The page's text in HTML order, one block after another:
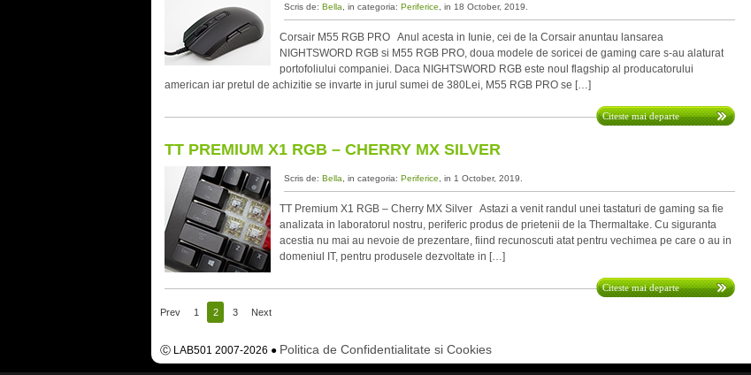
Scris de: Bella , in categoria: Periferice , in 18 October, 2019.
Corsair M55 RGB PRO Anul acesta in Iunie, cei de la Corsair anuntau lansarea
NIGHTSWORD RGB si M55 RGB PRO, doua modele de soricei de gaming care s-au alaturat
portofoliului companiei. Daca NIGHTSWORD RGB este noul flagship al producatorului
american iar pretul de achizitie se invarte in jurul sumei de 380Lei, M55 RGB PRO se […]
Citeste mai departe
TT PREMIUM X1 RGB – CHERRY MX SILVER
Scris de: Bella , in categoria: Periferice , in 1 October, 2019.
TT Premium X1 RGB – Cherry MX Silver Astazi a venit randul unei tastaturi de gaming sa fie
analizata in laboratorul nostru, periferic produs de prietenii de la Thermaltake. Cu siguranta
acestia nu mai au nevoie de prezentare, fiind recunoscuti atat pentru vechimea pe care o au in
domeniul IT, pentru produsele dezvoltate in […]
Citeste mai departe
Prev 1 2 3 Next
Ⓒ LAB501 2007-2026 ● Politica de Confidentialitate si Cookies